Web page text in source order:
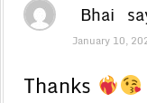
Bhai
January 10,
Thanks